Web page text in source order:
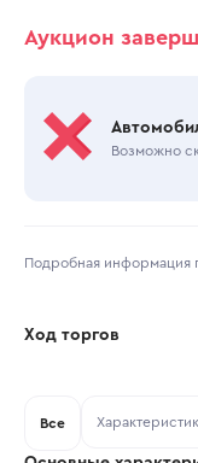
Аукцион
Возможно
Подробная информация
Тип аукциона:
Ход торгов
Все